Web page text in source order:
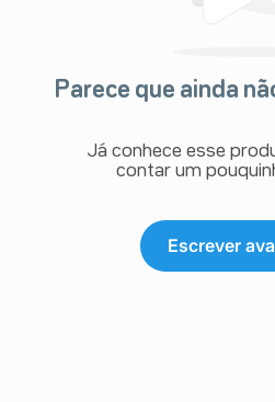
Parece que ainda
Já conhece esse
contar um
Escrever